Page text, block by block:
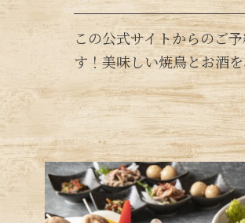
この公式サイトからのご
す！美味しい焼鳥とお酒